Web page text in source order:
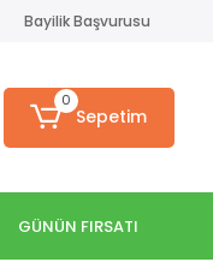
Bayilik Başvurusu
0
Sepetim
GÜNÜN FIRSATI